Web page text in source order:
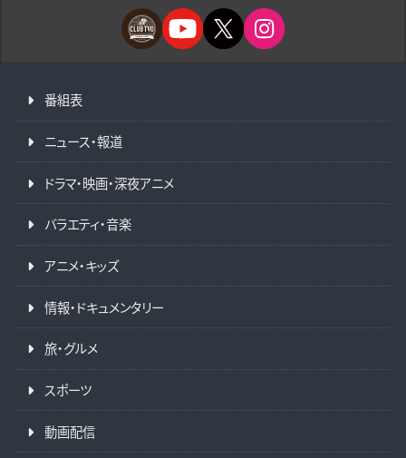
番組表
ニュース・報道
ドラマ・映画・深夜アニメ
バラエティ・音楽
アニメ・キッズ
情報・ドキュメンタリー
旅・グルメ
スポーツ
動画配信